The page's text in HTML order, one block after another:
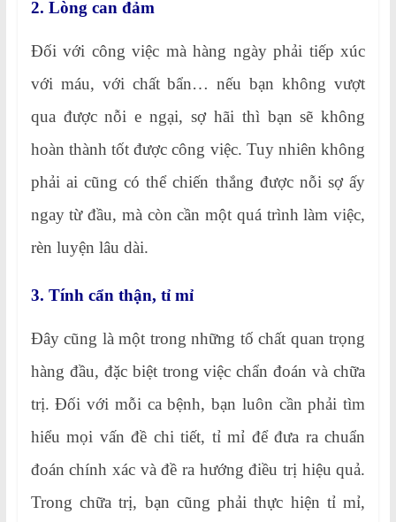
2. Lòng can đảm
Đối với công việc mà hàng ngày phải tiếp xúc
với máu, với chất bẩn… nếu bạn không vượt
qua được nỗi e ngại, sợ hãi thì bạn sẽ không
hoàn thành tốt được công việc. Tuy nhiên không
phải ai cũng có thể chiến thắng được nỗi sợ ấy
ngay từ đầu, mà còn cần một quá trình làm việc,
rèn luyện lâu dài.
3. Tính cẩn thận, tỉ mỉ
Đây cũng là một trong những tố chất quan trọng
hàng đầu, đặc biệt trong việc chẩn đoán và chữa
trị. Đối với mỗi ca bệnh, bạn luôn cần phải tìm
hiểu mọi vấn đề chi tiết, tỉ mỉ để đưa ra chuẩn
đoán chính xác và đề ra hướng điều trị hiệu quả.
Trong chữa trị, bạn cũng phải thực hiện tỉ mỉ,